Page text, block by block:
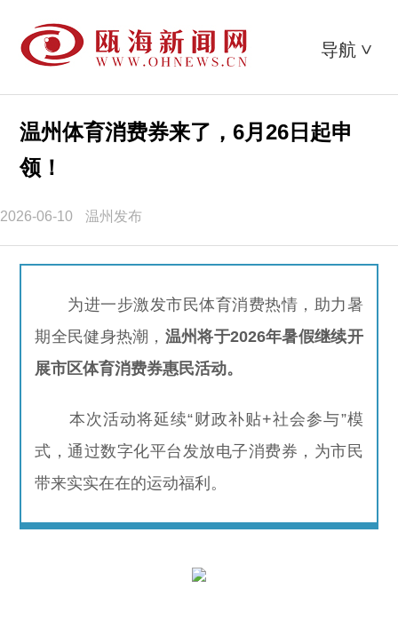
导航 >
温州体育消费券来了，6月26日起申
领！
2026-06-10 温州发布
为进一步激发市民体育消费热情，助力暑
期全民健身热潮， 温州将于2026年暑假继续开
展市区体育消费券惠民活动。
本次活动将延续“财政补贴+社会参与”模
式，通过数字化平台发放电子消费券，为市民
带来实实在在的运动福利。